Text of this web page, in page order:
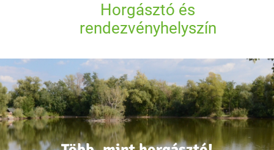
Horgásztó és
rendezvényhelyszín